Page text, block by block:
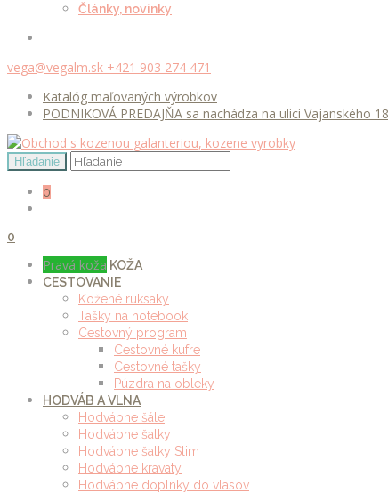
Články, novinky
vega@vegalm.sk +421 903 274 471
Katalóg maľovaných výrobkov
PODNIKOVÁ PREDAJŇA sa nachádza na ulici Vajanského
0
0
Pravá koža KOŽA
CESTOVANIE
Kožené ruksaky
Tašky na notebook
Cestovný program
Cestovné kufre
Cestovné tašky
Púzdra na obleky
HODVÁB A VLNA
Hodvábne šále
Hodvábne šatky
Hodvábne šatky Slim
Hodvábne kravaty
Hodvábne doplnky do vlasov